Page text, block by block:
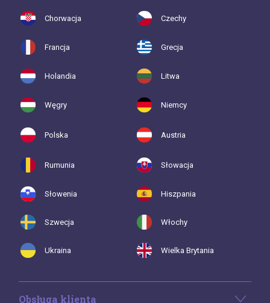
Chorwacja Czechy
Francja Grecja
Holandia Litwa
Węgry Niemcy
Polska Austria
Rumunia Słowacja
Słowenia Hiszpania
Szwecja Włochy
Ukraina Wielka Brytania
Obsługa klienta